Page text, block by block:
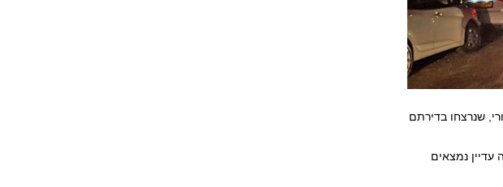
שנרצחו בדירתם
נמצאים